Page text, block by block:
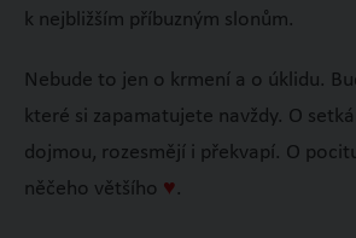
k nejbližším příbuzným slonům.
Nebude to jen o krmení a o úklidu.
které si zapamatujete navždy. O
dojmou, rozesmějí i překvapí. O
něčeho většího ♥.